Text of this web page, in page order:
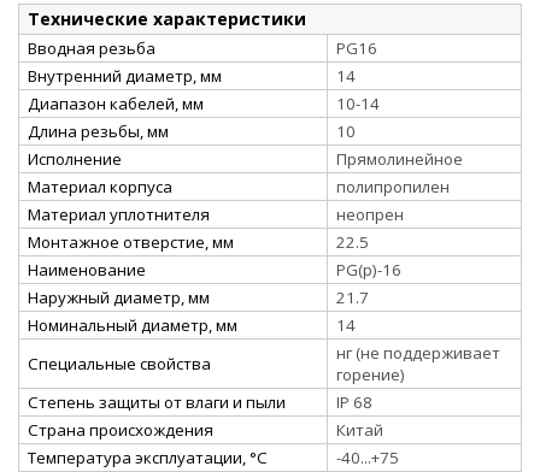
Технические характеристики
Вводная резьба
PG16
Внутренний диаметр, мм
14
Диапазон кабелей, мм
10-14
Длина резьбы, мм
10
Исполнение
Прямолинейное
Материал корпуса
полипропилен
Материал уплотнителя
неопрен
Монтажное отверстие, мм
22.5
Наименование
PG(p)-16
Наружный диаметр, мм
21.7
Номинальный диаметр, мм
14
Специальные свойства
нг (не поддерживает
горение)
Степень защиты от влаги и пыли
IP 68
Страна происхождения
Китай
Температура эксплуатации, °С
-40...+75